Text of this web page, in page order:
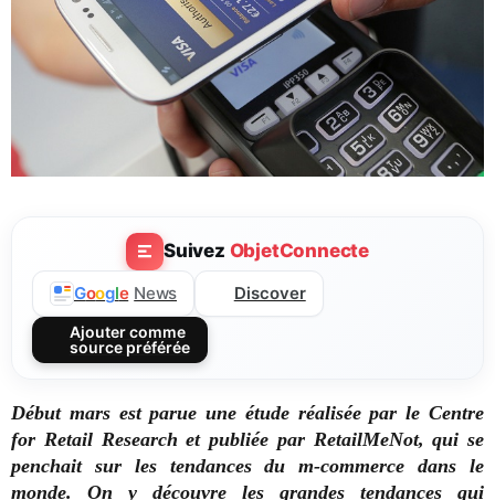
Suivez ObjetConnecte
Google News Discover
Ajouter comme
source préférée
Début mars est parue une étude réalisée par le Centre
for Retail Research et publiée par RetailMeNot, qui se
penchait sur les tendances du m-commerce dans le
monde. On y découvre les grandes tendances qui